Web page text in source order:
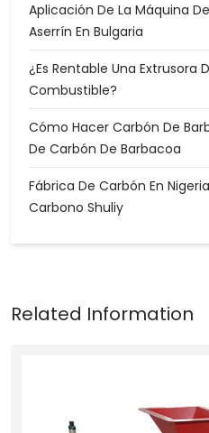
Aplicación De La Máquina
Aserrín En Bulgaria
¿Es Rentable Una Extrusora
Combustible?
Cómo Hacer Carbón De
De Carbón De Barbacoa
Fábrica De Carbón En
Carbono Shuliy